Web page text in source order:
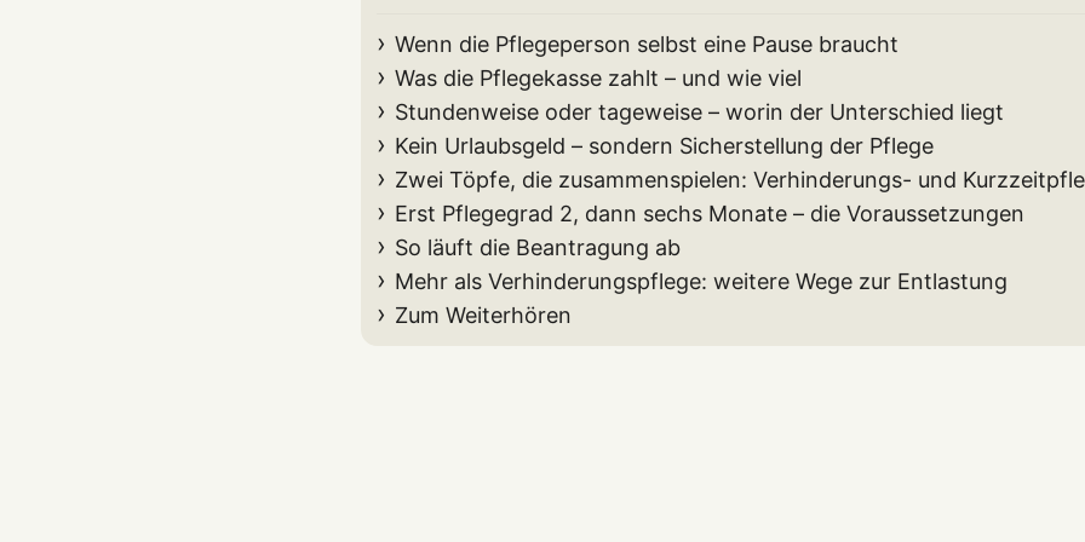
Wenn die Pflegeperson selbst eine Pause braucht
Was die Pflegekasse zahlt – und wie viel
Stundenweise oder tageweise – worin der Unterschied liegt
Kein Urlaubsgeld – sondern Sicherstellung der Pflege
Zwei Töpfe, die zusammenspielen: Verhinderungs- und
Erst Pflegegrad 2, dann sechs Monate – die Voraussetzungen
So läuft die Beantragung ab
Mehr als Verhinderungspflege: weitere Wege zur Entlastung
Zum Weiterhören